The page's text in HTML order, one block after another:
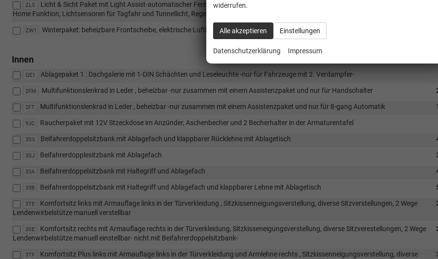
ZLS
Licht & Sicht Paket mit Light Assist-automatischer Fernlichtregulirung, manueller Coming Home und automatischer Leaving
Home Funktion, Lichtsensoren für Tagfahr und Tunnellicht, Regensensoren
ZW1 Winterpaket: beheizbare Frontscheibe, elektrische Luftheizung als Zusatzheizung, Scheinwerferreinigungsanlage-
Innen
QE1 Ablagepaket 1 : Dachgalerie mit 1-DIN Schächten und Leseleuchte -nur für Fahrzeuge mit 2. Verdampfer-
2FM Multifunktionslenkrad in Leder , beheizbar -nur zusammen mit einem Assistenzpaket und nur für Handschalter
2FT Multifunktionslenkrad in Leder , beheizbar -nur zusammen mit einem Assistenzpaket und nur für 8-gang Automatik
9JC Raucherpaket mit 12V Stzeckdose im Anzünder, Aschenbecher und 2 Becherhalter in der Armaturentafel
3SS Beifahrerdoppelsitzbank mit Ablagefach und klappbarer Rücklehne mit Ablagetisch
3SJ Beifahrerdopplesitzbank mit Ablagefach
33A Beifahrerdoppelsitzbank mit Haltegriff und Ablagefach
33B Beifahrerdoppelsitzbank mit Haltegriff und Ablagefach und klappbarer Lehne mit Ablagetisch
3TE
Komfortsitz links mit Armauflage links in der Türverkleidung , Sitzkissenneigungsverstellung, diverse Sitzverstellungen, 2 Wege
Lendenwirbelstütze manuell verstellbar
3SE
Komfortsitz rechts mit Armauflage rechts in der Türverkleidung, Sitzkisseneigungsverstellung, diverse Sitzverestellungen, 2 Wege
Lendenwirbelstütze manuell einstellbar- nicht mit Beifahrerdoppelsitzbank-
3TF
Komfortsitz Plus links mit Armauflage links in der Türverkleidung und Armlehne rechts , Sitzkissenneigungsverstellung, diverse
widerrufen.
Alle akzeptieren Einstellungen
Datenschutzerklärung Impressum